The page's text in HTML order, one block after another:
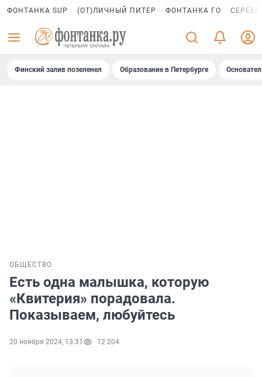
ФОНТАНКА SUP (ОТ)ЛИЧНЫЙ ПИТЕР ФОНТАНКА ГО
Финский залив позеленел Образование в Петербурге
ОБЩЕСТВО
Есть одна малышка, которую
«Квитерия» порадовала.
Показываем, любуйтесь
20 ноября 2024, 13:31 12 204